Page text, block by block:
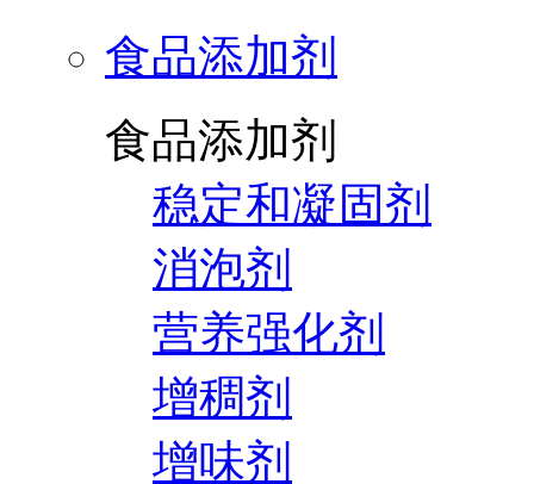
食品添加剂
食品添加剂
稳定和凝固剂
消泡剂
营养强化剂
增稠剂
增味剂